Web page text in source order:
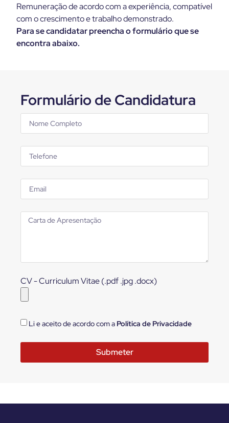
Remuneração de acordo com a experiência, compatível
com o crescimento e trabalho demonstrado.
Para se candidatar preencha o formulário que se
encontra abaixo.
Formulário de Candidatura
CV - Curriculum Vitae (.pdf .jpg .docx)
Li e aceito de acordo com a Política de Privacidade
Submeter